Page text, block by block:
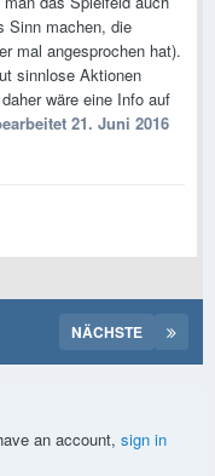
Sinn machen, die
mal angesprochen hat).
sinnlose Aktionen
wäre eine Info auf
21. Juni 2016
NÄCHSTE
an account, sign in